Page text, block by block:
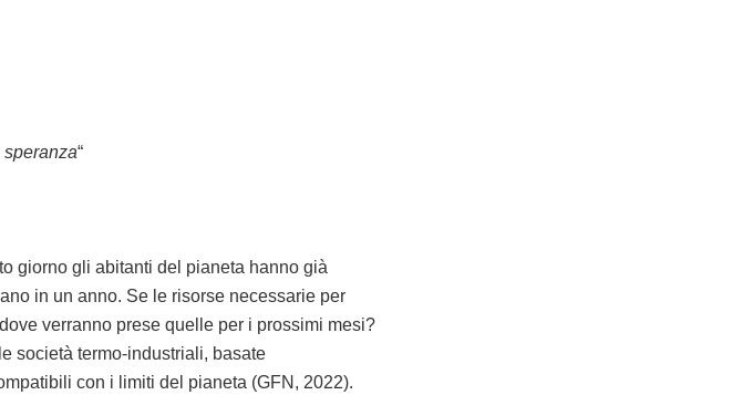
“
giorno gli abitanti del pianeta hanno già
in un anno. Se le risorse necessarie per
verranno prese quelle per i prossimi mesi?
società termo-industriali, basate
con i limiti del pianeta (GFN, 2022).